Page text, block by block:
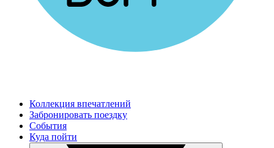
Коллекция впечатлений
Забронировать поездку
События
Куда пойти